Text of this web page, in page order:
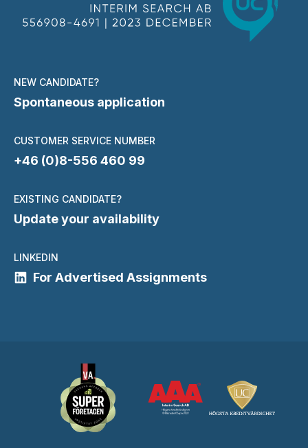
NEW CANDIDATE?
Spontaneous application
CUSTOMER SERVICE NUMBER
+46 (0)8-556 460 99
EXISTING CANDIDATE?
Update your availability
LINKEDIN
For Advertised Assignments